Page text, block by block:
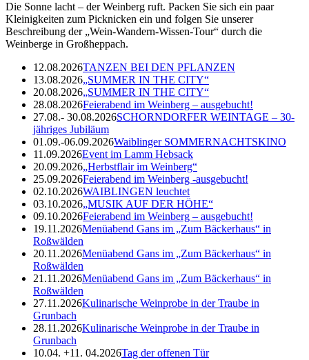
Die Sonne lacht – der Weinberg ruft. Packen Sie sich ein paar
Kleinigkeiten zum Picknicken ein und folgen Sie unserer
Beschreibung der „Wein-Wandern-Wissen-Tour“ durch die
Weinberge in Großheppach.
12.08.2026TANZEN BEI DEN PFLANZEN
13.08.2026„SUMMER IN THE CITY“
20.08.2026„SUMMER IN THE CITY“
28.08.2026Feierabend im Weinberg – ausgebucht!
27.08.- 30.08.2026SCHORNDORFER WEINTAGE – 30-
jähriges Jubiläum
01.09.-06.09.2026Waiblinger SOMMERNACHTSKINO
11.09.2026Event im Lamm Hebsack
20.09.2026„Herbstflair im Weinberg“
25.09.2026Feierabend im Weinberg -ausgebucht!
02.10.2026WAIBLINGEN leuchtet
03.10.2026„MUSIK AUF DER HÖHE“
09.10.2026Feierabend im Weinberg – ausgebucht!
19.11.2026Menüabend Gans im „Zum Bäckerhaus“ in
Roßwälden
20.11.2026Menüabend Gans im „Zum Bäckerhaus“ in
Roßwälden
21.11.2026Menüabend Gans im „Zum Bäckerhaus“ in
Roßwälden
27.11.2026Kulinarische Weinprobe in der Traube in
Grunbach
28.11.2026Kulinarische Weinprobe in der Traube in
Grunbach
10.04. +11. 04.2026Tag der offenen Tür